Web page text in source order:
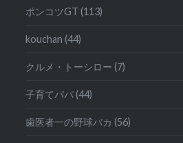
ポンコツGT (113)
kouchan (44)
クルメ・トーシロー (7)
子育てパパ (44)
歯医者一の野球バカ (56)